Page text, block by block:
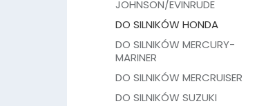
JOHNSON/EVINRUDE
DO SILNIKÓW HONDA
DO SILNIKÓW MERCURY-
MARINER
DO SILNIKÓW MERCRUISER
DO SILNIKÓW SUZUKI